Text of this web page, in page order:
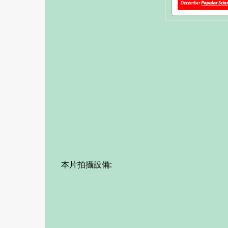
本片拍攝設備: